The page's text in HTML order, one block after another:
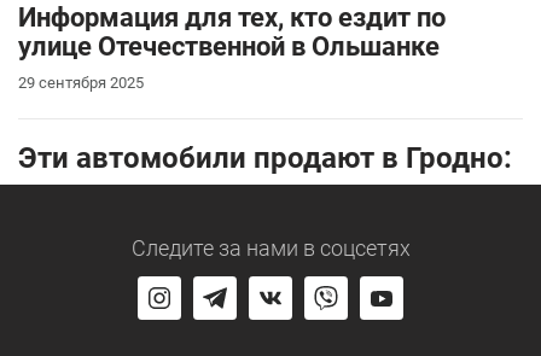
Информация для тех, кто ездит по
улице Отечественной в Ольшанке
29 сентября 2025
Эти автомобили продают в Гродно:
Следите за нами в соцсетях